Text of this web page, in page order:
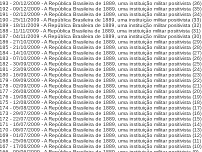
- 20/12/2009 - A República Brasileira de 1889, uma instituição militar positivista (36)
- 09/12/2009 - A República Brasileira de 1889, uma instituição militar positivista (35)
- 02/12/2009 - A República Brasileira de 1889, uma instituição militar positivista (34)
- 25/11/2009 - A República Brasileira de 1889, uma instituição militar positivista (33)
- 18/11/2009 - A República Brasileira de 1889, uma instituição militar positivista (32)
- 11/11/2009 - A República Brasileira de 1889, uma instituição militar positivista (31)
- 04/11/2009 - A República Brasileira de 1889, uma instituição militar positivista (30)
- 27/10/2009 - A República Brasileira de 1889, uma instituição militar positivista (29)
- 21/10/2009 - A República Brasileira de 1889, uma instituição militar positivista (28)
- 14/10/2009 - A República Brasileira de 1889, uma instituição militar positivista (27)
- 07/10/2009 - A República Brasileira de 1889, uma instituição militar positivista (26)
- 30/09/2009 - A República Brasileira de 1889, uma instituição militar positivista (25)
- 23/09/2009 - A República Brasileira de 1889, uma instituição militar positivista (24)
- 16/09/2009 - A República Brasileira de 1889, uma instituição militar positivista (23)
- 09/09/2009 - A República Brasileira de 1889, uma instituição militar positivista (22)
- 02/09/2009 - A República Brasileira de 1889, uma instituição militar positivista (21)
- 26/08/2009 - A República Brasileira de 1889, uma instituição militar positivista (20)
- 19/08/2009 - A República Brasileira de 1889, uma instituição militar positivista (19)
- 12/08/2009 - A República Brasileira de 1889, uma instituição militar positivista (18)
- 05/08/2009 - A República Brasileira de 1889, uma instituição militar positivista (17)
- 29/07/2009 - A República Brasileira de 1889, uma instituição militar positivista (16)
- 22/07/2009 - A República Brasileira de 1889, uma instituição militar positivista (15)
- 16/07/2009 - A República Brasileira de 1889, uma instituição militar positivista (14)
- 08/07/2009 - A República Brasileira de 1889, uma instituição militar positivista (13)
- 01/07/2009 - A República Brasileira de 1889, uma instituição militar positivista (12)
- 25/06/2009 - A República Brasileira de 1889, uma instituição militar positivista (11)
- 17/06/2009 - A República Brasileira de 1889, uma instituição militar positivista (10)